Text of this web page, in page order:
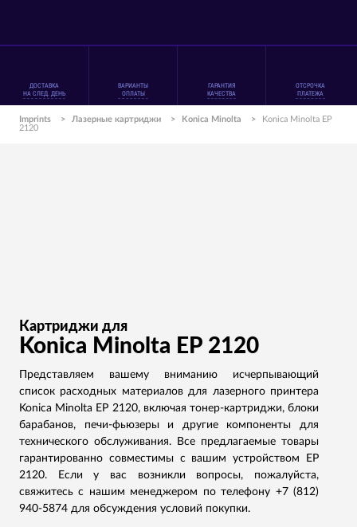
ДОСТАВКА
НА СЛЕД. ДЕНЬ
ВАРИАНТЫ
ОПЛАТЫ
ГАРАНТИЯ
КАЧЕСТВА
ОТСРОЧКА
ПЛАТЕЖА
Imprints > Лазерные картриджи > Konica Minolta >
Konica Minolta EP
2120
Картриджи для
Konica Minolta EP 2120
Представляем вашему вниманию исчерпывающий
список расходных материалов для лазерного принтера
Konica Minolta EP 2120, включая тонер-картриджи, блоки
барабанов, печи-фьюзеры и другие компоненты для
технического обслуживания. Все предлагаемые товары
гарантированно совместимы с вашим устройством EP
2120. Если у вас возникли вопросы, пожалуйста,
свяжитесь с нашим менеджером по телефону +7 (812)
940-5874 для обсуждения условий покупки.